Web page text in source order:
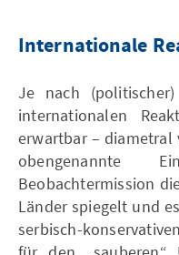
Internationale
Je nach
internationalen
erwartbar – diametral
obengenannte
Beobachtermission
Länder spiegelt und
serbisch-